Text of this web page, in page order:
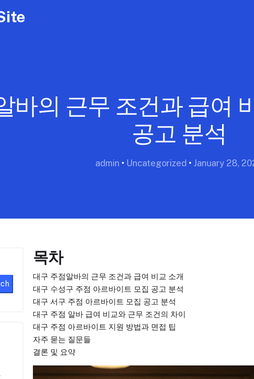
바의 근무 조건과 급여
공고 분석
admin • Uncategorized • January 28,
목차
대구 주점알바의 근무 조건과 급여 비교 소개
대구 수성구 주점 아르바이트 모집 공고 분석
대구 서구 주점 아르바이트 모집 공고 분석
대구 주점 알바 급여 비교와 근무 조건의 차이
대구 주점 아르바이트 지원 방법과 면접 팁
자주 묻는 질문들
결론 및 요약